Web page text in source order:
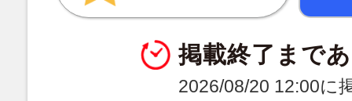
掲載終了まで
2026/08/20 12:00に